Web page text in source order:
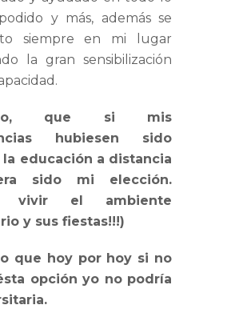
y más, además se
siempre en mi lugar
la gran sensibilización
que si mis
hubiesen sido
educación a distancia
sido mi elección.
vivir el ambiente
y sus fiestas!!!)
que hoy por hoy si no
opción yo no podría